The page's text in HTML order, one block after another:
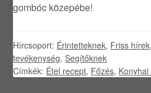
gombóc közepébe!
Hírcsoport: Érintetteknek, Friss hírek,
tevékenység,Segítőknek
Címkék: Étel recept, Főzés,